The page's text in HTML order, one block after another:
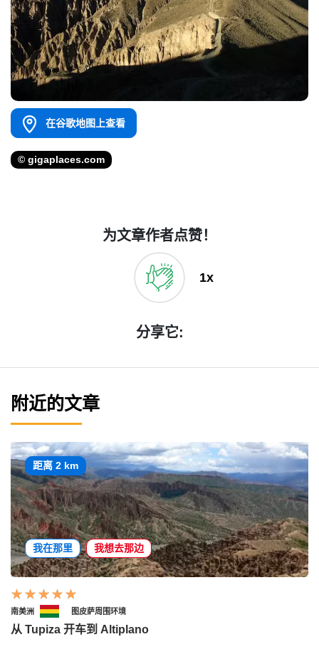
在谷歌地图上查看
© gigaplaces.com
为文章作者点赞！
1x
分享它:
附近的文章
距离 2 km
我在那里 我想去那边
南美洲 图皮萨周围环境
从 Tupiza 开车到 Altiplano